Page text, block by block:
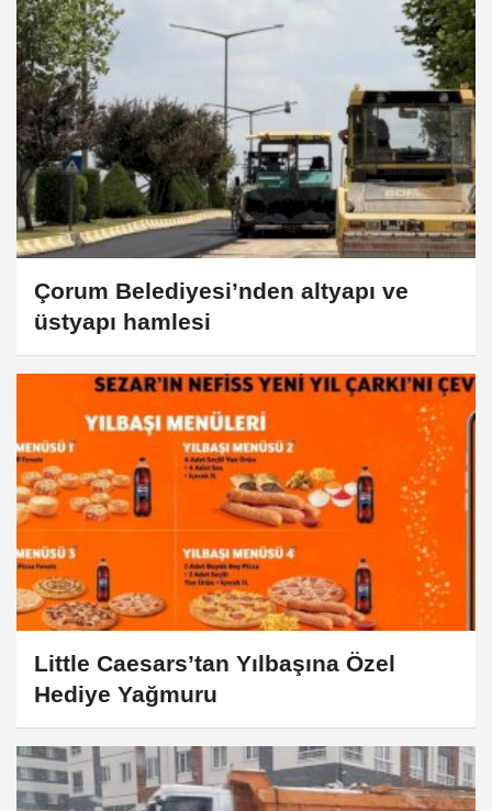
Çorum Belediyesi’nden altyapı ve
üstyapı hamlesi
Little Caesars’tan Yılbaşına Özel
Hediye Yağmuru